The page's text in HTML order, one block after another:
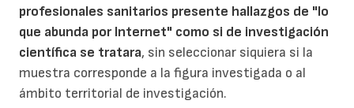
profesionales sanitarios presente hallazgos de "lo
que abunda por Internet" como si de investigación
científica se tratara, sin seleccionar siquiera si la
muestra corresponde a la figura investigada o al
ámbito territorial de investigación.